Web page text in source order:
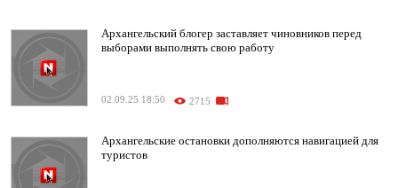
Архангельский блогер заставляет чиновников перед
выборами выполнять свою работу
02.09.25 18:50 2715
Архангельские остановки дополняются навигацией для
туристов